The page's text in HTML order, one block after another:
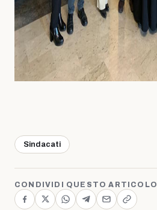
Sindacati
CONDIVIDI QUESTO ARTICOLO